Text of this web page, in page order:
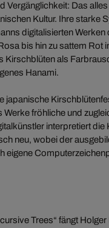
Vergänglichkeit: Das
Kultur. Ihre starke
digitalisierten Werken
bis hin zu sattem Rot
Kirschblüten als
Hanami.
japanische
fröhliche und
interpretiert die
neu, wobei der
eigene
Trees“ fängt